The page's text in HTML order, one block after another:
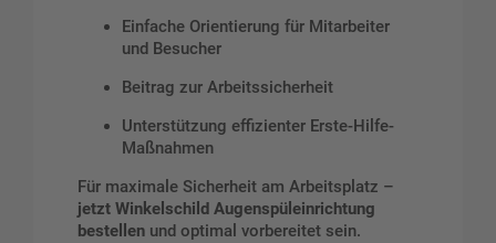
Einfache Orientierung für Mitarbeiter
und Besucher
Beitrag zur Arbeitssicherheit
Unterstützung effizienter Erste-Hilfe-
Maßnahmen
Für maximale Sicherheit am Arbeitsplatz –
jetzt Winkelschild Augenspüleinrichtung
bestellen und optimal vorbereitet sein.